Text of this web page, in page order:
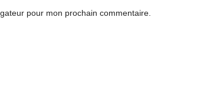
pour mon prochain commentaire.